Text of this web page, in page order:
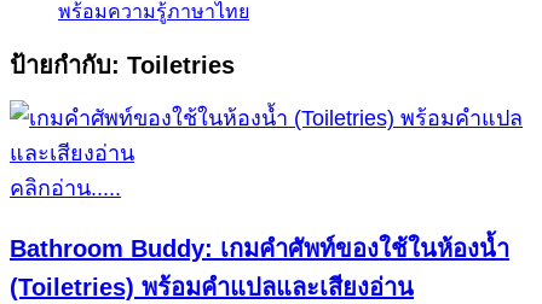
พร้อมความรู้ภาษาไทย
ป้ายกำกับ: Toiletries
คลิกอ่าน.....
Bathroom Buddy: เกมคำศัพท์ของใช้ในห้องน้ำ
(Toiletries) พร้อมคำแปลและเสียงอ่าน